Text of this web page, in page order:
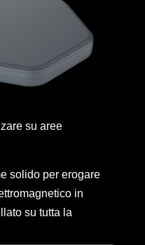
su aree
solido per erogare
in
su tutta la